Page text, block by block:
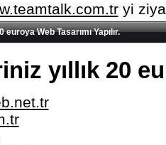
yi
euroya Web Tasarımı Yapılır.
yıllık 20